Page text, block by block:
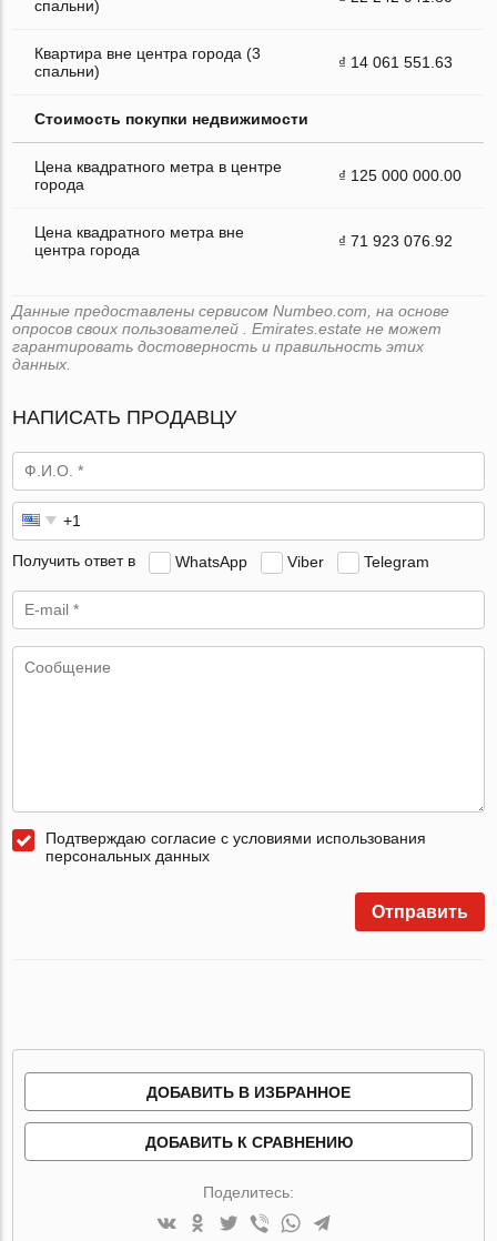
спальни)
Квартира вне центра города (3
спальни)
₫ 14 061 551.63
Стоимость покупки недвижимости
Цена квадратного метра в центре
города
₫ 125 000 000.00
Цена квадратного метра вне
центра города
₫ 71 923 076.92
Данные предоставлены сервисом Numbeo.com, на основе
опросов своих пользователей . Emirates.estate не может
гарантировать достоверность и правильность этих
данных.
НАПИСАТЬ ПРОДАВЦУ
Получить ответ в WhatsApp Viber Telegram
Подтверждаю согласие с условиями использования
персональных данных
Отправить
ДОБАВИТЬ В ИЗБРАННОЕ
ДОБАВИТЬ К СРАВНЕНИЮ
Поделитесь: